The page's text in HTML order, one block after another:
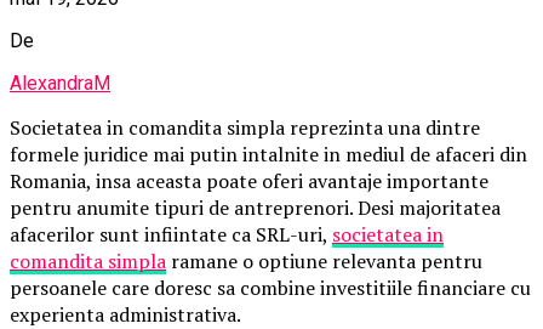
De
AlexandraM
Societatea in comandita simpla reprezinta una dintre
formele juridice mai putin intalnite in mediul de afaceri din
Romania, insa aceasta poate oferi avantaje importante
pentru anumite tipuri de antreprenori. Desi majoritatea
afacerilor sunt infiintate ca SRL-uri, societatea in
comandita simpla ramane o optiune relevanta pentru
persoanele care doresc sa combine investitiile financiare cu
experienta administrativa.